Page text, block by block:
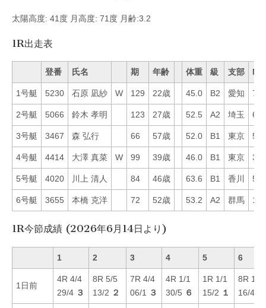
太陽高度: 41度 月高度: 71度 月齢:3.2
1R出走表
登番 氏名 期 年齢 体重 級 支部 Mo
1号艇 5230 石原 凪紗 W 129 22歳 45.0 B2 愛知 75
2号艇 5066 鈴木 孝明 123 27歳 52.5 A2 埼玉 63
3号艇 3467 森 弘行 66 57歳 52.0 B1 東京 50
4号艇 4414 大澤 真菜 W 99 39歳 46.0 B1 東京 39
5号艇 4020 川上 清人 84 46歳 63.6 B1 香川 51
6号艇 3655 本橋 克洋 72 52歳 53.2 A2 群馬 16
1R今節成績 (2026年6月14日より)
1 2 3 4 5 6
1日前
4R 4/4
29/4 ３
8R 5/5
13/2 ２
7R 4/4
06/1
３
4R 1/1
30/5 ６
1R 1/1
15/2 １
8R 1/1
16/4